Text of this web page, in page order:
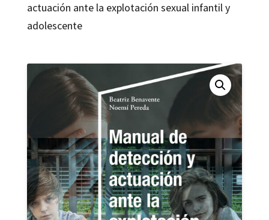
actuación ante la explotación sexual infantil y
adolescente